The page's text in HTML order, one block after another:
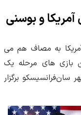
و آمریکا به مصاف هم می
بازی های مرحله یک
سان‌فرانسیسکو برگزار